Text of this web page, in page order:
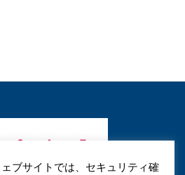
ブサイトでは、セキュリティ確